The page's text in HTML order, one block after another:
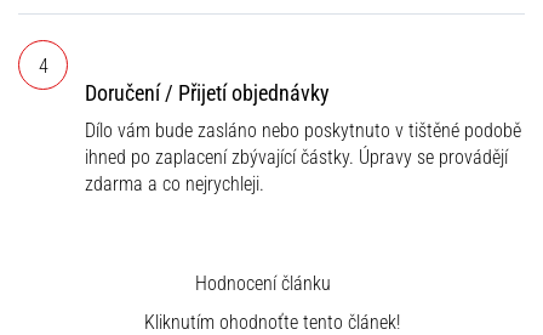
4
Doručení / Přijetí objednávky
Dílo vám bude zasláno nebo poskytnuto v tištěné podobě
ihned po zaplacení zbývající částky. Úpravy se provádějí
zdarma a co nejrychleji.
Hodnocení článku
Kliknutím ohodnoťte tento článek!